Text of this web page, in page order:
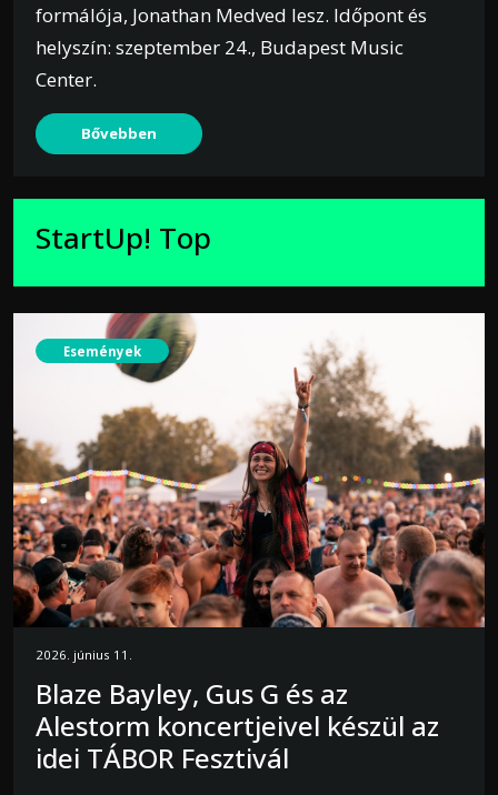
formálója, Jonathan Medved lesz. Időpont és
helyszín: szeptember 24., Budapest Music
Center.
Bővebben
StartUp! Top
Események
2026. június 11.
Blaze Bayley, Gus G és az
Alestorm koncertjeivel készül az
idei TÁBOR Fesztivál